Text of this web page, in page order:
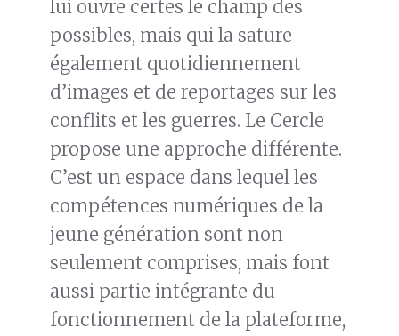
lui ouvre certes le champ des
possibles, mais qui la sature
également quotidiennement
d’images et de reportages sur les
conflits et les guerres. Le Cercle
propose une approche différente.
C’est un espace dans lequel les
compétences numériques de la
jeune génération sont non
seulement comprises, mais font
aussi partie intégrante du
fonctionnement de la plateforme,